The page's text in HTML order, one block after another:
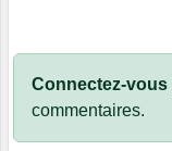
Connectez-vous
commentaires.